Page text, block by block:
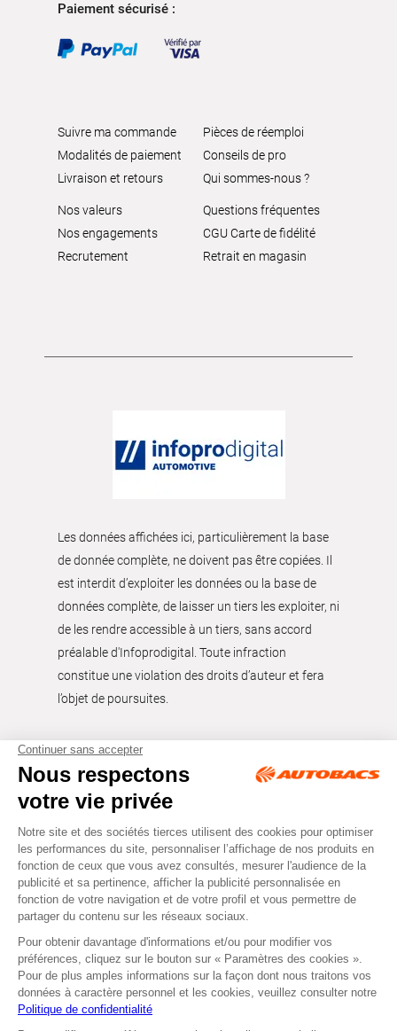
Paiement sécurisé :
Suivre ma commande
Modalités de paiement
Livraison et retours
Pièces de réemploi
Conseils de pro
Qui sommes-nous ?
Nos valeurs
Nos engagements
Recrutement
Questions fréquentes
CGU Carte de fidélité
Retrait en magasin
Les données affichées ici, particulièrement la base
de donnée complète, ne doivent pas être copiées. Il
est interdit d’exploiter les données ou la base de
données complète, de laisser un tiers les exploiter, ni
de les rendre accessible à un tiers, sans accord
préalable d'Infoprodigital. Toute infraction
constitue une violation des droits d’auteur et fera
l’objet de poursuites.
Tous droits réservés © Autobacs
Mentions légales RGPD
Cookies CGV